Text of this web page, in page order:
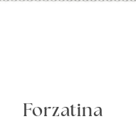
Forzatina